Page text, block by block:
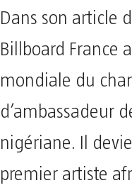
Dans son article
Billboard France
mondiale du
d’ambassadeur
nigériane. Il
premier artiste